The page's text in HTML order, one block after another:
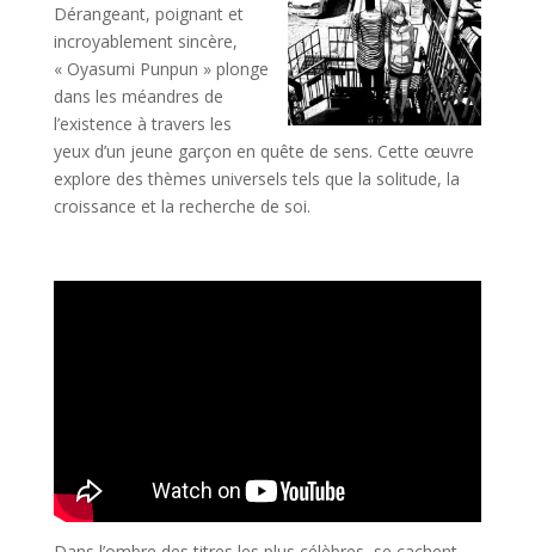
Dérangeant, poignant et
incroyablement sincère,
« Oyasumi Punpun » plonge
dans les méandres de
l’existence à travers les
yeux d’un jeune garçon en quête de sens. Cette œuvre
explore des thèmes universels tels que la solitude, la
croissance et la recherche de soi.